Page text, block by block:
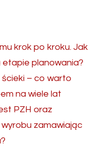
krok po kroku. Jak
etapie planowania?
– co warto
na wiele lat
PZH oraz
zamawiając